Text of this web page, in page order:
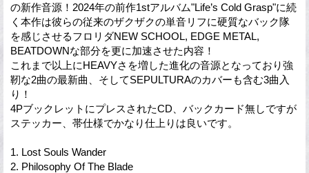
の新作音源！2024年の前作1stアルバム"Life’s Cold Grasp"に続
く本作は彼らの従来のザクザクの単音リフに硬質なバック隊
を感じさせるフロリダNEW SCHOOL, EDGE METAL,
BEATDOWNな部分を更に加速させた内容！
これまで以上にHEAVYさを増した進化の音源となっており強
靭な2曲の最新曲、そしてSEPULTURAのカバーも含む3曲入
り！
4PブックレットにプレスされたCD、バックカード無しですが
ステッカー、帯仕様でかなり仕上りは良いです。
1. Lost Souls Wander
2. Philosophy Of The Blade